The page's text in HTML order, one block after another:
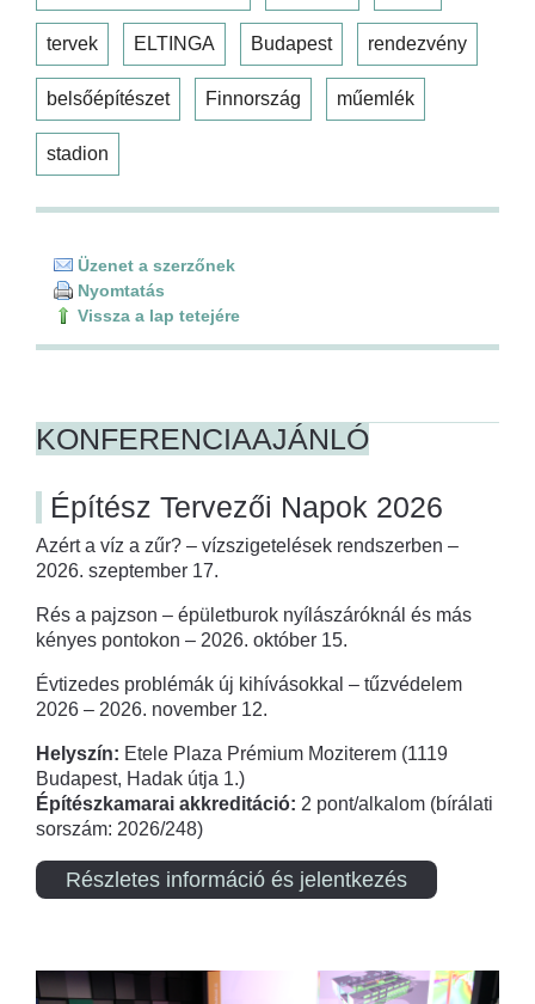
tervek ELTINGA Budapest rendezvény
belsőépítészet Finnország műemlék
stadion
Üzenet a szerzőnek
Nyomtatás
Vissza a lap tetejére
KONFERENCIAAJÁNLÓ
Építész Tervezői Napok 2026
Azért a víz a zűr? – vízszigetelések rendszerben –
2026. szeptember 17.
Rés a pajzson – épületburok nyílászáróknál és más
kényes pontokon – 2026. október 15.
Évtizedes problémák új kihívásokkal – tűzvédelem
2026 – 2026. november 12.
Helyszín: Etele Plaza Prémium Moziterem (1119
Budapest, Hadak útja 1.)
Építészkamarai akkreditáció: 2 pont/alkalom (bírálati
sorszám: 2026/248)
Részletes információ és jelentkezés